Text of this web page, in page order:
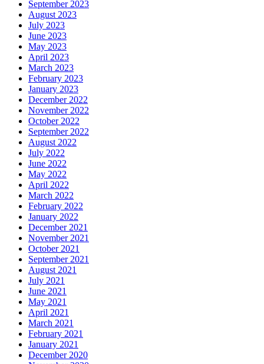
September 2023
August 2023
July 2023
June 2023
May 2023
April 2023
March 2023
February 2023
January 2023
December 2022
November 2022
October 2022
September 2022
August 2022
July 2022
June 2022
May 2022
April 2022
March 2022
February 2022
January 2022
December 2021
November 2021
October 2021
September 2021
August 2021
July 2021
June 2021
May 2021
April 2021
March 2021
February 2021
January 2021
December 2020